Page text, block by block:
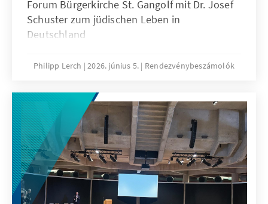
Forum Bürgerkirche St. Gangolf mit Dr. Josef
Schuster zum jüdischen Leben in
Deutschland
Philipp Lerch 2026. június 5. Rendezvénybeszámolók